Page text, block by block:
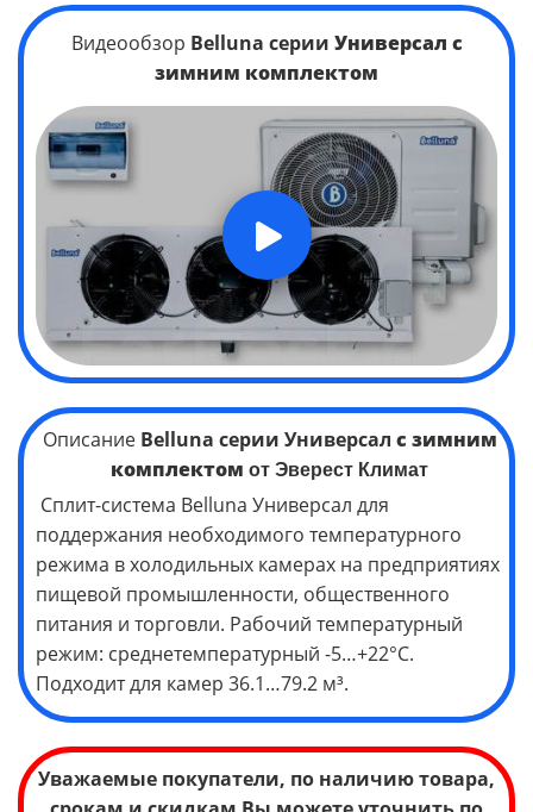
Видеообзор Belluna серии Универсал с
зимним комплектом
Описание Belluna серии Универсал с зимним
комплектом от Эверест Климат
Сплит-система Belluna Универсал для
поддержания необходимого температурного
режима в холодильных камерах на предприятиях
пищевой промышленности, общественного
питания и торговли. Рабочий температурный
режим: среднетемпературный -5…+22°C.
Подходит для камер 36.1…79.2 м³.
Уважаемые покупатели, по наличию товара,